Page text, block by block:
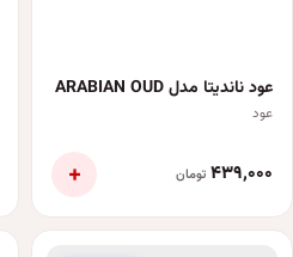
عود ناندیتا مدل ARABIAN OUD
عود
۴۳۹٬۰۰۰ تومان +